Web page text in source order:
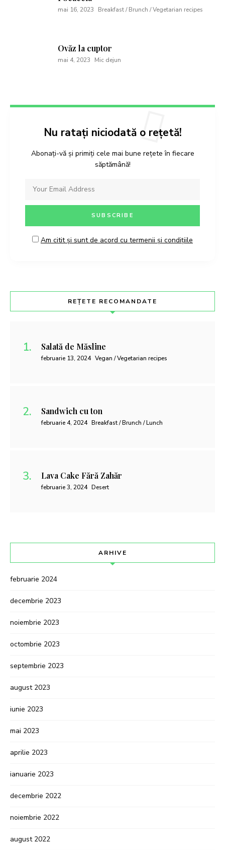
mai 16, 2023 Breakfast / Brunch / Vegetarian recipes
Ovăz la cuptor
mai 4, 2023 Mic dejun
Nu ratați niciodată o rețetă!
Abonați-vă și primiți cele mai bune rețete în fiecare
săptămână!
Am citit și sunt de acord cu termenii și condițiile
REȚETE RECOMANDATE
Salată de Măsline
februarie 13, 2024 Vegan / Vegetarian recipes
Sandwich cu ton
februarie 4, 2024 Breakfast / Brunch / Lunch
Lava Cake Fără Zahăr
februarie 3, 2024 Desert
ARHIVE
februarie 2024
decembrie 2023
noiembrie 2023
octombrie 2023
septembrie 2023
august 2023
iunie 2023
mai 2023
aprilie 2023
ianuarie 2023
decembrie 2022
noiembrie 2022
august 2022